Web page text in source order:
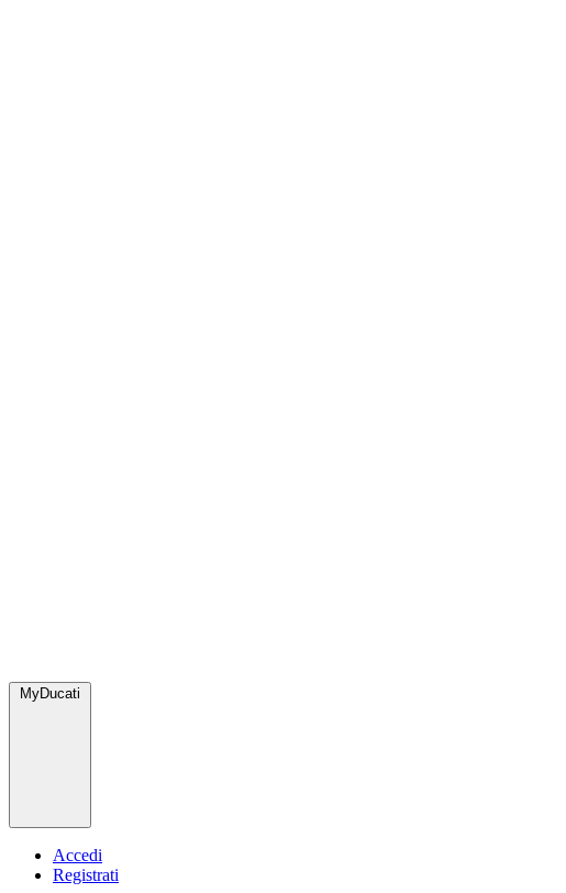
MyDucati
Accedi
Registrati